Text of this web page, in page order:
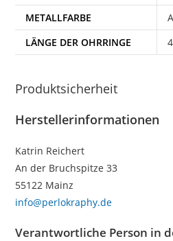
METALLFARBE
LÄNGE DER OHRRINGE
Produktsicherheit
Herstellerinformationen
Katrin Reichert
An der Bruchspitze 33
55122 Mainz
info@perlokraphy.de
Verantwortliche Person in